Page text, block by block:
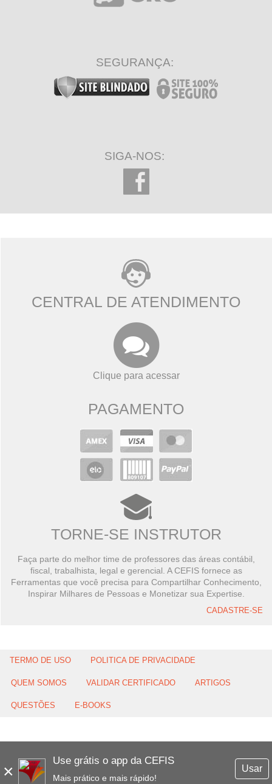
×
Use grátis o app da CEFIS
Mais prático e mais rápido!
Usar
SEGURANÇA:
SIGA-NOS:
CENTRAL DE ATENDIMENTO
Clique para acessar
PAGAMENTO
TORNE-SE INSTRUTOR
Faça parte do melhor time de professores das áreas contábil,
fiscal, trabalhista, legal e gerencial. A CEFIS fornece as
Ferramentas que você precisa para Compartilhar Conhecimento,
Inspirar Milhares de Pessoas e Monetizar sua Expertise.
CADASTRE-SE
TERMO DE USO POLITICA DE PRIVACIDADE
QUEM SOMOS VALIDAR CERTIFICADO ARTIGOS
QUESTÕES E-BOOKS